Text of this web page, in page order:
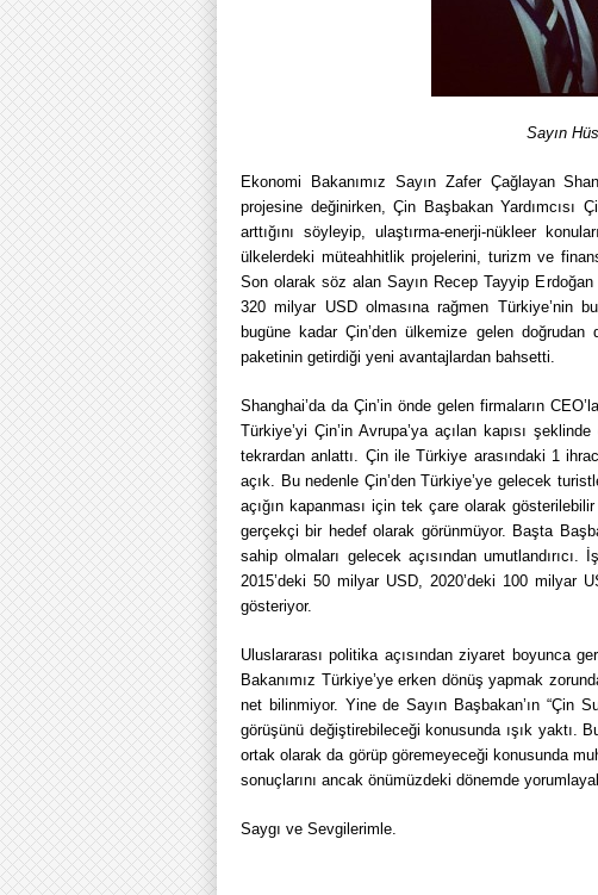
Sayın
Ekonomi Bakanımız Sayın Zafer Çağlayan
projesine değinirken, Çin Başbakan Yardımcısı
arttığını söyleyip, ulaştırma-enerji-nükleer
ülkelerdeki müteahhitlik projelerini, turizm ve
Son olarak söz alan Sayın Recep Tayyip Erdoğan
320 milyar USD olmasına rağmen Türkiye’nin
bugüne kadar Çin’den ülkemize gelen
paketinin getirdiği yeni avantajlardan bahsetti.
Shanghai’da da Çin’in önde gelen firmaların
Türkiye’yi Çin’in Avrupa’ya açılan kapısı
tekrardan anlattı. Çin ile Türkiye arasındaki 1
açık. Bu nedenle Çin’den Türkiye’ye gelecek
açığın kapanması için tek çare olarak
gerçekçi bir hedef olarak görünmüyor. Başta
sahip olmaları gelecek açısından umutlandırıcı.
2015’deki 50 milyar USD, 2020’deki 100 milyar
gösteriyor.
Uluslararası politika açısından ziyaret boyunca
Bakanımız Türkiye’ye erken dönüş yapmak
net bilinmiyor. Yine de Sayın Başbakan’ın “Çin
görüşünü değiştirebileceği konusunda ışık yaktı.
ortak olarak da görüp göremeyeceği konusunda
sonuçlarını ancak önümüzdeki dönemde
Saygı ve Sevgilerimle.